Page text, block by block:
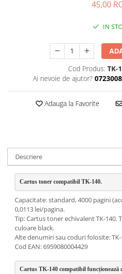
45,00
IN
Cod Produs: TK-
Ai nevoie de ajutor?
Adauga la Favorite
Descriere
Cartus toner compatibil TK-140.
Capacitate: standard, 4000 pagini
0,0113 lei/pagina.
Tip: Cartus toner echivalent TK-140.
culoare black.
Alte denumiri sau coduri folosite: TK-
Cod EAN: 6959080004429
Cartus TK-140 compatibil funcționează